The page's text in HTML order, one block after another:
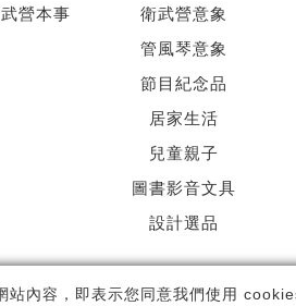
內容，即表示您同意我們使用
營本事
衛武營意象
管風琴意象
節目紀念品
居家生活
兒童親子
圖書影音文具
設計選品